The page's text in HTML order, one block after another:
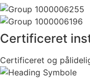
Certificeret
Certificeret og